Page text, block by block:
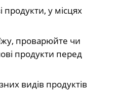
продукти, у місцях
проварюйте чи
продукти перед
видів продуктів